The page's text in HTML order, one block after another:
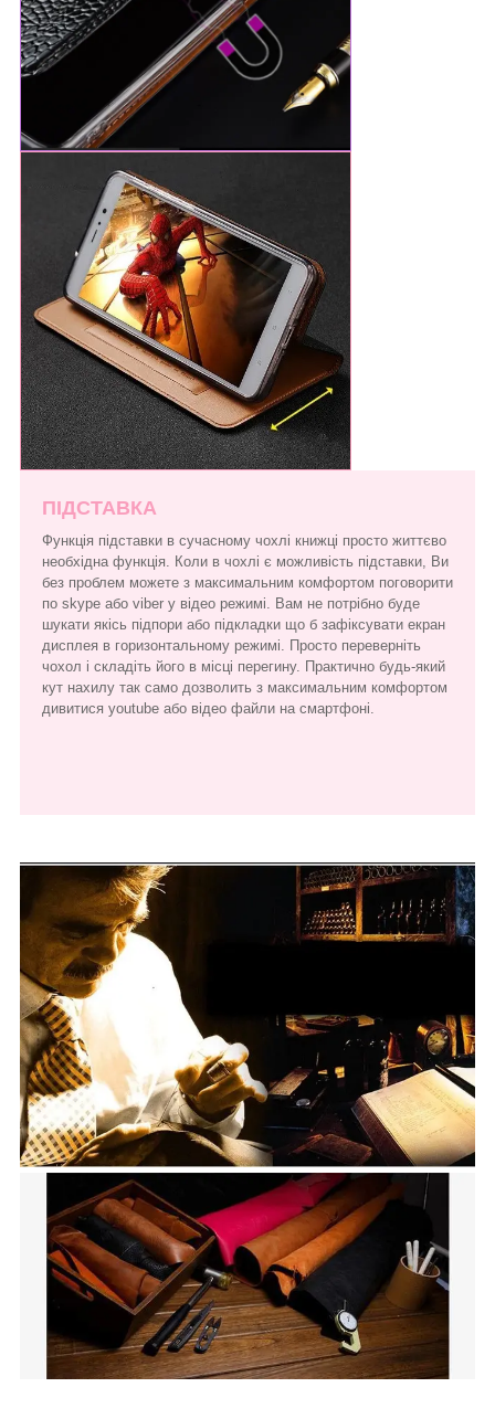
ПІДСТАВКА
Функція підставки в сучасному чохлі книжці просто життєво
необхідна функція. Коли в чохлі є можливість підставки, Ви
без проблем можете з максимальним комфортом поговорити
по skype або viber у відео режимі. Вам не потрібно буде
шукати якісь підпори або підкладки що б зафіксувати екран
дисплея в горизонтальному режимі. Просто переверніть
чохол і складіть його в місці перегину. Практично будь-який
кут нахилу так само дозволить з максимальним комфортом
дивитися youtube або відео файли на смартфоні.